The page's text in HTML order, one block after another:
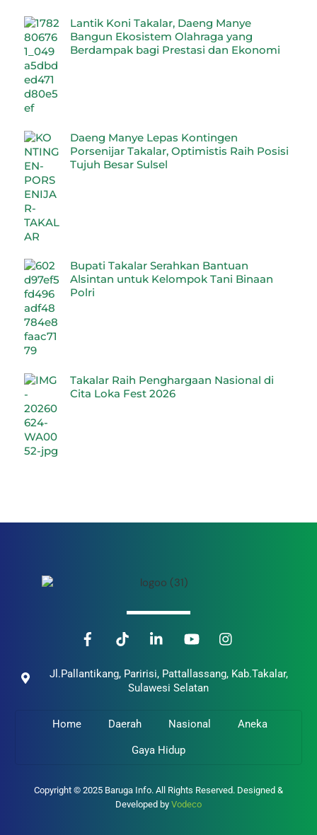
Lantik Koni Takalar, Daeng Manye
Bangun Ekosistem Olahraga yang
Berdampak bagi Prestasi dan Ekonomi
Daeng Manye Lepas Kontingen
Porsenijar Takalar, Optimistis Raih Posisi
Tujuh Besar Sulsel
Bupati Takalar Serahkan Bantuan
Alsintan untuk Kelompok Tani Binaan
Polri
Takalar Raih Penghargaan Nasional di
Cita Loka Fest 2026
Jl.Pallantikang, Paririsi, Pattallassang, Kab.Takalar,
Sulawesi Selatan
Home Daerah Nasional Aneka
Gaya Hidup
Copyright © 2025 Baruga Info. All Rights Reserved. Designed &
Developed by Vodeco